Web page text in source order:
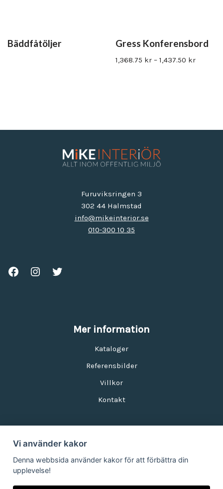
Bäddfåtöljer Gress Konferensbord
1,368.75 kr – 1,437.50 kr
Furuviksringen 3
302 44 Halmstad
info@mikeinterior.se
010-300 10 35
Mer information
Kataloger
Referensbilder
Villkor
Kontakt
Vi använder kakor
Denna webbsida använder kakor för att förbättra din
upplevelse!